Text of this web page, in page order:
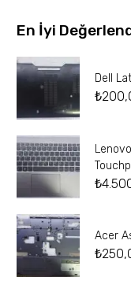
En İyi
Dell
₺
₺
Acer
₺